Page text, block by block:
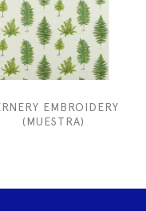
EMBROIDERY
(MUESTRA)